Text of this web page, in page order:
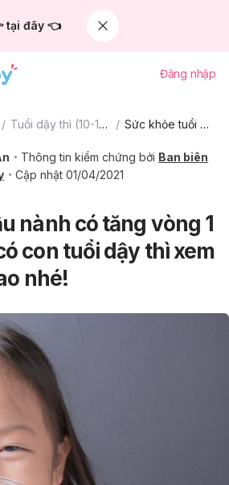
tại đây 👈
Đăng nhập
Tuổi dậy thì (10-15 tuổi) Sức khỏe tuổi dậy thì
Thông tin kiểm chứng bởi Ban biên
Cập nhật 01/04/2021
nành có tăng vòng 1
con tuổi dậy thì xem
nhé!